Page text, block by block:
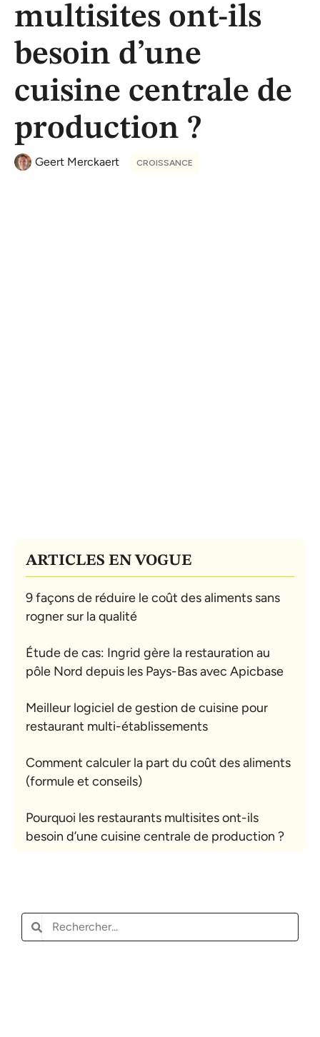
multisites ont-ils
besoin d’une
cuisine centrale de
production ?
Geert Merckaert CROISSANCE
ARTICLES EN VOGUE
9 façons de réduire le coût des aliments sans
rogner sur la qualité
Étude de cas: Ingrid gère la restauration au
pôle Nord depuis les Pays-Bas avec Apicbase
Meilleur logiciel de gestion de cuisine pour
restaurant multi-établissements
Comment calculer la part du coût des aliments
(formule et conseils)
Pourquoi les restaurants multisites ont-ils
besoin d’une cuisine centrale de production ?